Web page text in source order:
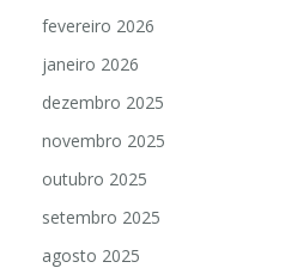
fevereiro 2026
janeiro 2026
dezembro 2025
novembro 2025
outubro 2025
setembro 2025
agosto 2025